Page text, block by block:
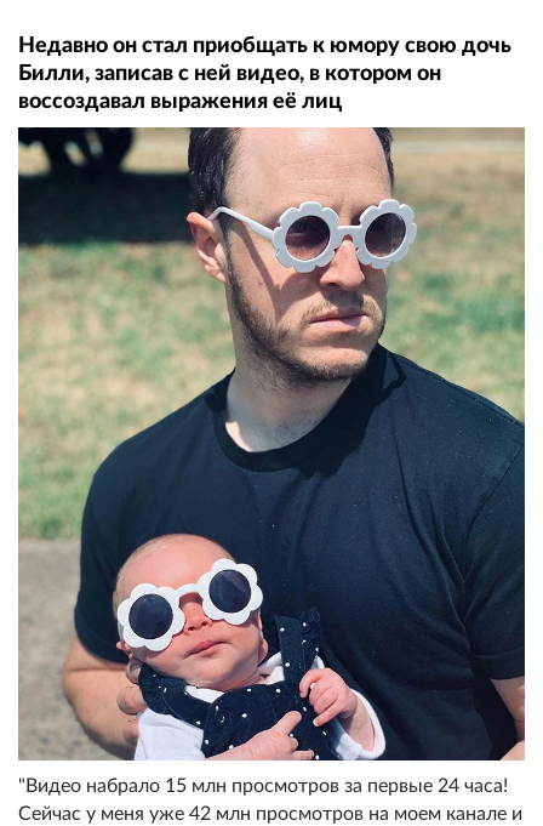
Недавно он стал приобщать к юмору свою дочь
Билли, записав с ней видео, в котором он
воссоздавал выражения её лиц
"Видео набрало 15 млн просмотров за первые 24 часа!
Сейчас у меня уже 42 млн просмотров на моем канале и